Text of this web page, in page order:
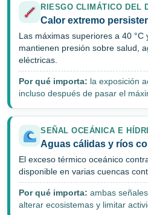
RIESGO CLIMÁTICO DEL
Calor extremo
Las máximas superiores a 40 °C
mantienen presión sobre salud,
eléctricas.
Por qué importa: la exposición
incluso después de pasar el
SEÑAL OCEÁNICA E
Aguas cálidas y ríos
El exceso térmico oceánico
disponible en varias cuencas
Por qué importa: ambas
alterar ecosistemas y limitar